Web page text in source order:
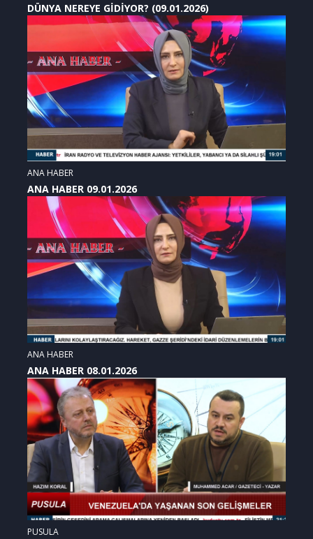
DÜNYA NEREYE GİDİYOR? (09.01.2026)
ANA HABER
ANA HABER 09.01.2026
ANA HABER
ANA HABER 08.01.2026
PUSULA